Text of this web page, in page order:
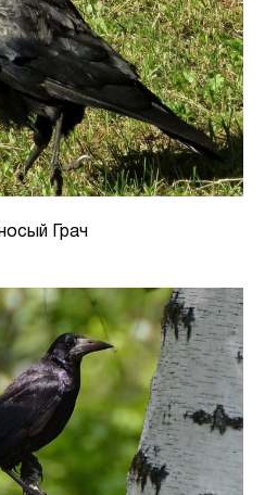
Грач